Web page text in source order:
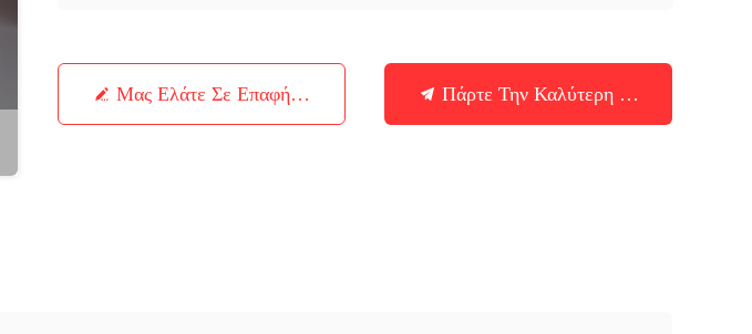
Μας Ελάτε Σε Επαφή Με Πάρτε Την Καλύτερη Τιμή